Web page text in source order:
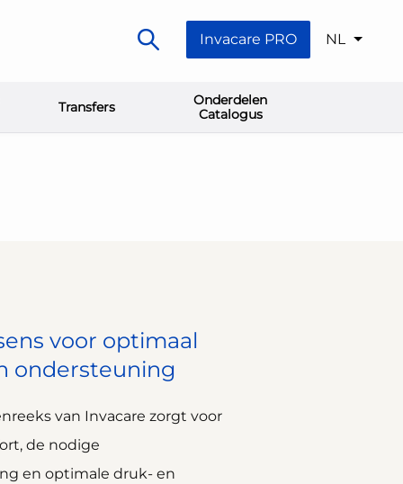
Transfers
Onderdelen
Catalogus
NL
Invacare PRO
voor optimaal
ondersteuning
van Invacare zorgt voor
de nodige
en optimale druk- en